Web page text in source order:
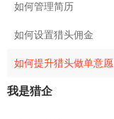
如何管理简历
如何设置猎头佣金
如何提升猎头做单意愿
我是猎企